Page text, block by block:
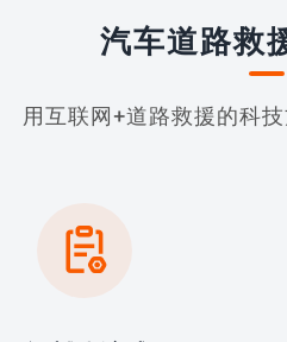
汽车道路救
用互联网+道路救援的科
